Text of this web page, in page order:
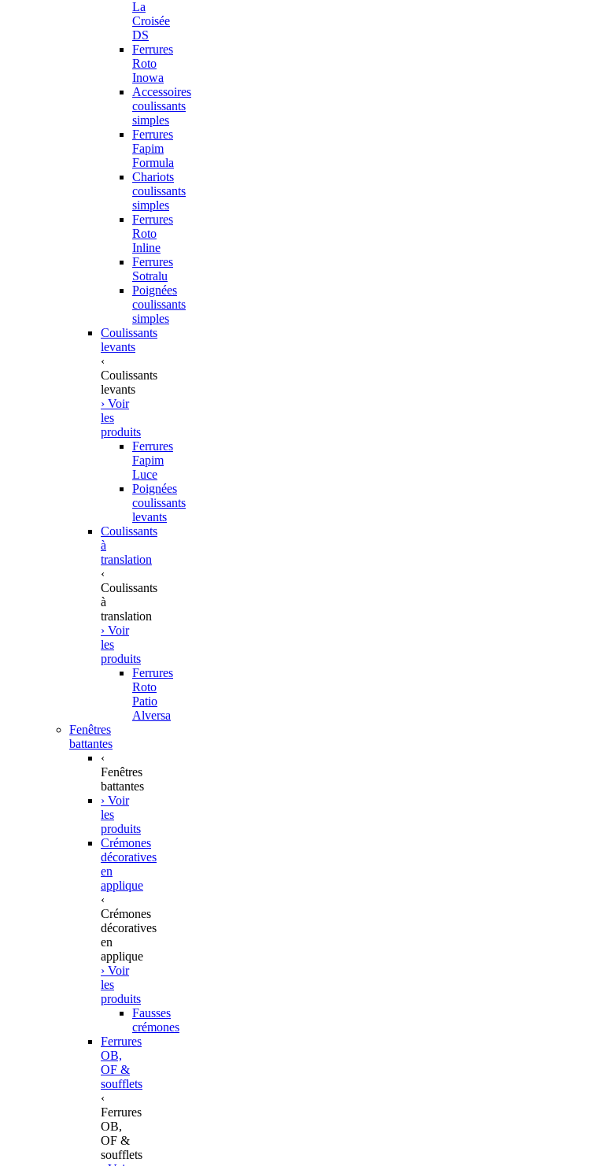
La
Croisée
DS
Ferrures
Roto
Inowa
Accessoires
coulissants
simples
Ferrures
Fapim
Formula
Chariots
coulissants
simples
Ferrures
Roto
Inline
Ferrures
Sotralu
Poignées
coulissants
simples
Coulissants
levants
‹
Coulissants
levants
› Voir
les
produits
Ferrures
Fapim
Luce
Poignées
coulissants
levants
Coulissants
à
translation
‹
Coulissants
à
translation
› Voir
les
produits
Ferrures
Roto
Patio
Alversa
Fenêtres
battantes
‹
Fenêtres
battantes
› Voir
les
produits
Crémones
décoratives
en
applique
‹
Crémones
décoratives
en
applique
› Voir
les
produits
Fausses
crémones
Ferrures
OB,
OF &
soufflets
‹
Ferrures
OB,
OF &
soufflets